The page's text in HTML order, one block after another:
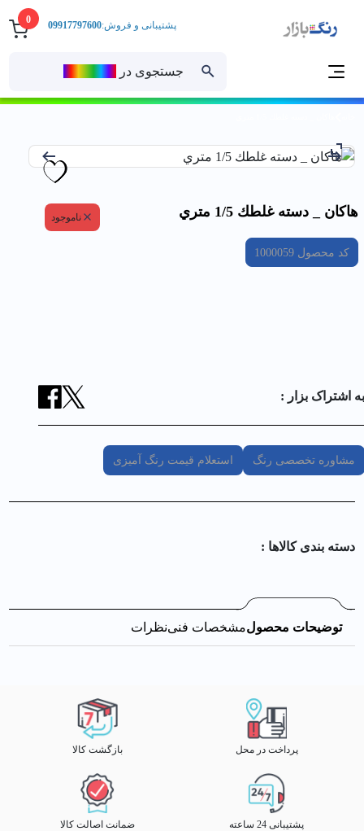
0
جستجوی در
پشتیبانی و فروش:09917797600
هاكان _ دسته غلطك 1/5 متري ناموجود
کد محصول1000059
به اشتراک بزار :
مشاوره تخصصی رنگ استعلام قیمت رنگ آمیزی
دسته بندی کالا‌ها :
توضیحات محصولمشخصات فنینظرات
پرداخت در محل بازگشت کالا
پشتیبانی 24 ساعته ضمانت اصالت کالا